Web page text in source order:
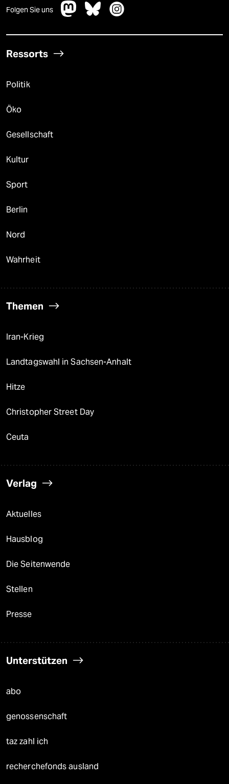
Folgen Sie uns
Ressorts
Politik
Öko
Gesellschaft
Kultur
Sport
Berlin
Nord
Wahrheit
Themen
Iran-Krieg
Landtagswahl in Sachsen-Anhalt
Hitze
Christopher Street Day
Ceuta
Verlag
Aktuelles
Hausblog
Die Seitenwende
Stellen
Presse
Unterstützen
abo
genossenschaft
taz zahl ich
recherchefonds ausland